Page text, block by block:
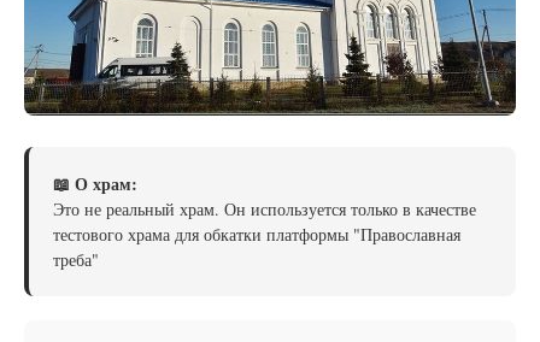
📖 О храм:
Это не реальный храм. Он используется только в качестве
тестового храма для обкатки платформы "Православная
треба"